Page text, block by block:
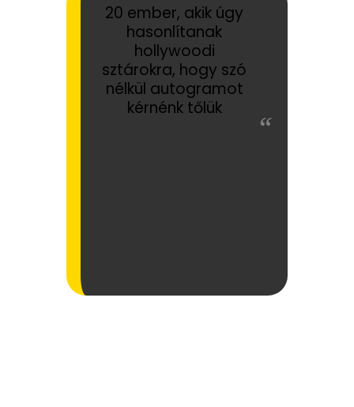
20 ember, akik úgy
hasonlítanak
hollywoodi
sztárokra, hogy szó
nélkül autogramot
kérnénk tőlük